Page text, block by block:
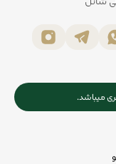
میباشد.